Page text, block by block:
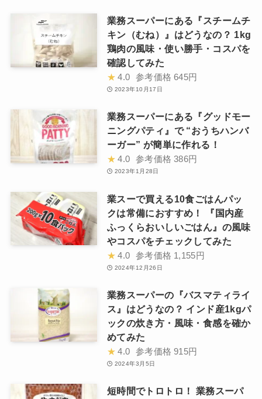
業務スーパーにある『スチームチ
キン（むね）』はどうなの？ 1kg
鶏肉の風味・使い勝手・コスパを
確認してみた
★ 4.0 参考価格 645円
2023年10月17日
業務スーパーにある『グッドモー
ニングパティ』で “おうちハンバ
ーガー” が簡単に作れる！
★ 4.0 参考価格 386円
2023年1月28日
業スーで買える10食ごはんパッ
クは常備におすすめ！ 『国内産
ふっくらおいしいごはん』の風味
やコスパをチェックしてみた
★ 4.0 参考価格 1,155円
2024年12月26日
業務スーパーの『バスマティライ
ス』はどうなの？ インド産1kgパ
ックの炊き方・風味・食感を確か
めてみた
★ 4.0 参考価格 915円
2024年3月5日
短時間でトロトロ！ 業務スーパ